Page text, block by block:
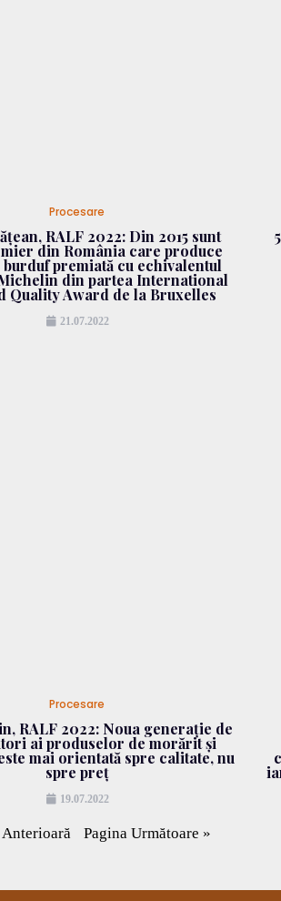
Procesare
RALF 2022: Din 2015 sunt
din România care produce
burduf premiată cu echivalentul
din partea International
Quality Award de la Bruxelles
21.07.2022
Procesare
RALF 2022: Noua generație de
ai produselor de morărit și
mai orientată spre calitate, nu
spre preț
19.07.2022
Anterioară Pagina Următoare »